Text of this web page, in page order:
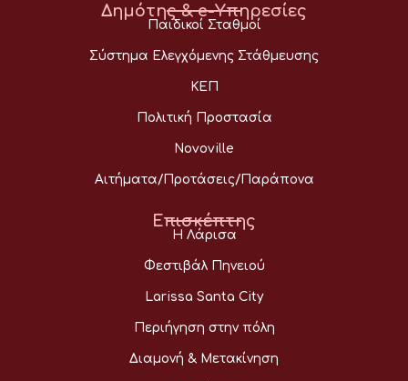
Δημότης & e-Υπηρεσίες
Παιδικοί Σταθμοί
Σύστημα Ελεγχόμενης Στάθμευσης
ΚΕΠ
Πολιτική Προστασία
Novoville
Αιτήματα/Προτάσεις/Παράπονα
Επισκέπτης
Η Λάρισα
Φεστιβάλ Πηνειού
Larissa Santa City
Περιήγηση στην πόλη
Διαμονή & Μετακίνηση